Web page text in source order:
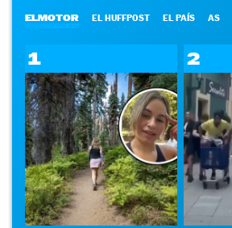
ELMOTOR EL HUFFPOST EL PAÍS AS
1 2